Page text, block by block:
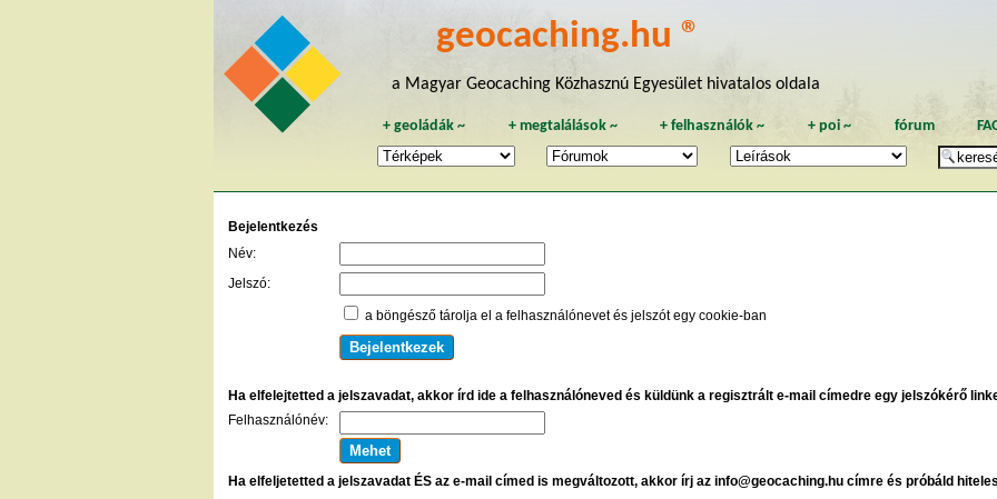
geocaching.hu ®
a Magyar Geocaching Közhasznú Egyesület hivatalos oldala
+geoládák ~ + megtalálások~ +felhasználók ~ + poi~ fórum
Bejelentkezés
Név:
Jelszó:
a böngésző tárolja el a felhasználónevet és jelszót egy cookie-ban
Ha elfelejtetted a jelszavadat, akkor írd ide a felhasználóneved és küldünk a regisztrált e-mail címedre egy jelszókérő
Felhasználónév:
Ha elfeljetetted a jelszavadat ÉS az e-mail címed is megváltozott, akkor írj az info@geocaching.hu címre és próbáld